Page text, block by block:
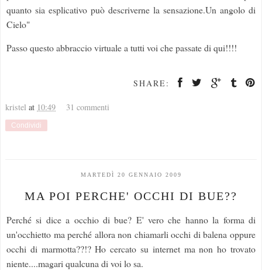
quanto sia esplicativo può descriverne la sensazione.Un angolo di
Cielo"
Passo questo abbraccio virtuale a tutti voi che passate di qui!!!!
SHARE:
kristel at 10:49 31 commenti
Condividi
MARTEDÌ 20 GENNAIO 2009
MA POI PERCHE' OCCHI DI BUE??
Perché si dice a occhio di bue? E' vero che hanno la forma di
un'occhietto ma perché allora non chiamarli occhi di balena oppure
occhi di marmotta??!? Ho cercato su internet ma non ho trovato
niente....magari qualcuna di voi lo sa.